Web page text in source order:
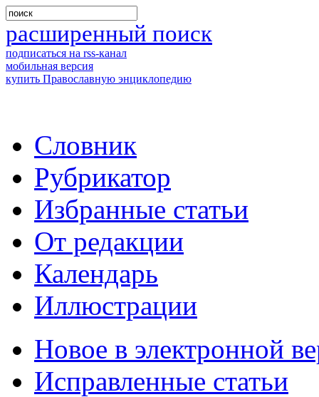
расширенный поиск
подписаться на rss-канал
мобильная версия
купить Православную энциклопедию
Словник
Рубрикатор
Избранные статьи
От редакции
Календарь
Иллюстрации
Новое в электронной
Исправленные статьи